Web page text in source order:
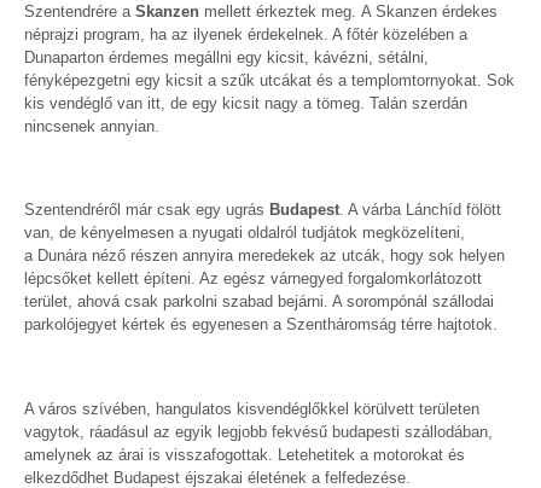
Szentendrére a Skanzen mellett érkeztek meg. A Skanzen érdekes
néprajzi program, ha az ilyenek érdekelnek. A főtér közelében a
Dunaparton érdemes megállni egy kicsit, kávézni, sétálni,
fényképezgetni egy kicsit a szűk utcákat és a templomtornyokat. Sok
kis vendéglő van itt, de egy kicsit nagy a tömeg. Talán szerdán
nincsenek annyian.
Szentendréről már csak egy ugrás Budapest. A várba Lánchíd fölött
van, de kényelmesen a nyugati oldalról tudjátok megközelíteni,
a Dunára néző részen annyira meredekek az utcák, hogy sok helyen
lépcsőket kellett építeni. Az egész várnegyed forgalomkorlátozott
terület, ahová csak parkolni szabad bejárni. A sorompónál szállodai
parkolójegyet kértek és egyenesen a Szentháromság térre hajtotok.
A város szívében, hangulatos kisvendéglőkkel körülvett területen
vagytok, ráadásul az egyik legjobb fekvésű budapesti szállodában,
amelynek az árai is visszafogottak. Letehetitek a motorokat és
elkezdődhet Budapest éjszakai életének a felfedezése.